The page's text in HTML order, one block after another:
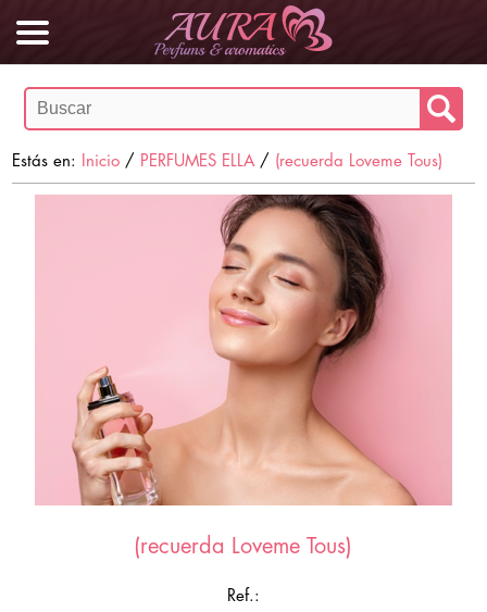
Estás en: Inicio / PERFUMES ELLA / (recuerda Loveme Tous)
(recuerda Loveme Tous)
Ref.: